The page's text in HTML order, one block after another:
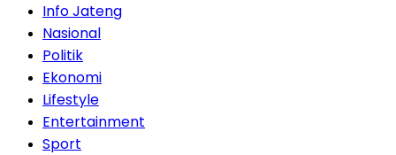
Info Jateng
Nasional
Politik
Ekonomi
Lifestyle
Entertainment
Sport